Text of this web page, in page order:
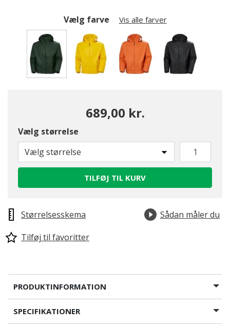
Vælg farve Vis alle farver
689,00 kr.
Vælg størrelse
Vælg størrelse
TILFØJ TIL KURV
Størrelsesskema
Sådan måler du
Tilføj til favoritter
PRODUKTINFORMATION
SPECIFIKATIONER